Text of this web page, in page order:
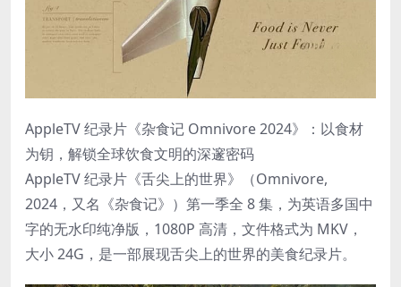
AppleTV 纪录片《杂食记 Omnivore 2024》：以食材
为钥，解锁全球饮食文明的深邃密码
AppleTV 纪录片《舌尖上的世界》（Omnivore,
2024，又名《杂食记》）第一季全 8 集，为英语多国中
字的无水印纯净版，1080P 高清，文件格式为 MKV，
大小 24G，是一部展现舌尖上的世界的美食纪录片。